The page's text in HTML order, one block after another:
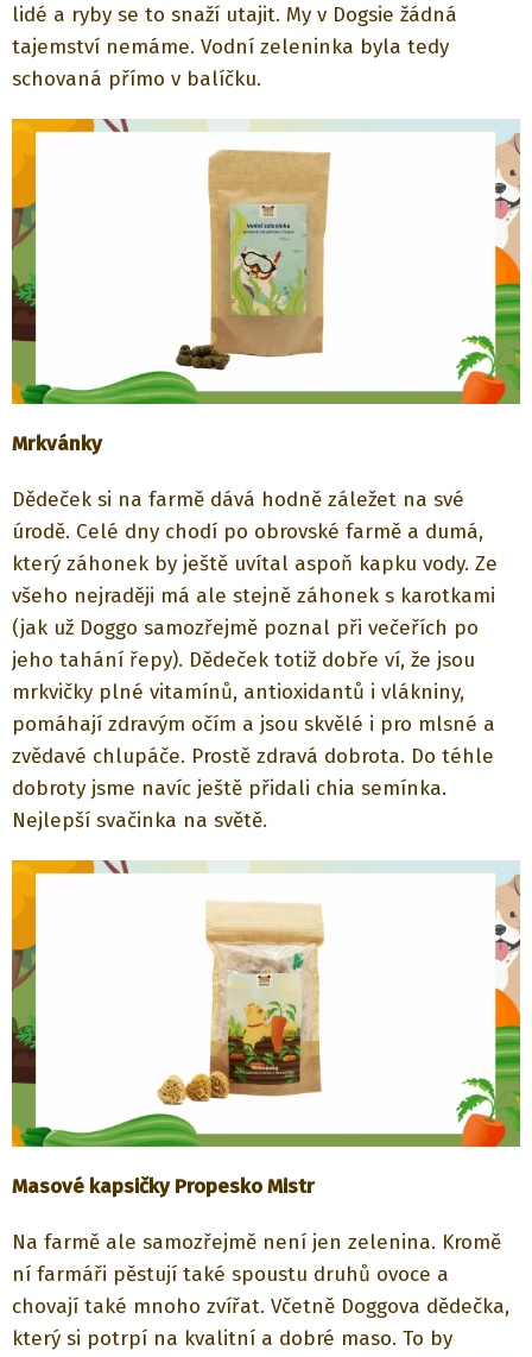
lidé a ryby se to snaží utajit. My v Dogsie žádná
tajemství nemáme. Vodní zeleninka byla tedy
schovaná přímo v balíčku.
Mrkvánky
Dědeček si na farmě dává hodně záležet na své
úrodě. Celé dny chodí po obrovské farmě a dumá,
který záhonek by ještě uvítal aspoň kapku vody. Ze
všeho nejraději má ale stejně záhonek s karotkami
(jak už Doggo samozřejmě poznal při večeřích po
jeho tahání řepy). Dědeček totiž dobře ví, že jsou
mrkvičky plné vitamínů, antioxidantů i vlákniny,
pomáhají zdravým očím a jsou skvělé i pro mlsné a
zvědavé chlupáče. Prostě zdravá dobrota. Do téhle
dobroty jsme navíc ještě přidali chia semínka.
Nejlepší svačinka na světě.
Masové kapsičky Propesko Mistr
Na farmě ale samozřejmě není jen zelenina. Kromě
ní farmáři pěstují také spoustu druhů ovoce a
chovají také mnoho zvířat. Včetně Doggova dědečka,
který si potrpí na kvalitní a dobré maso. To by